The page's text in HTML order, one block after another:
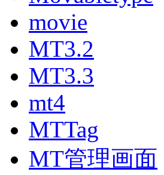
movie
MT3.2
MT3.3
mt4
MTTag
MT管理画面